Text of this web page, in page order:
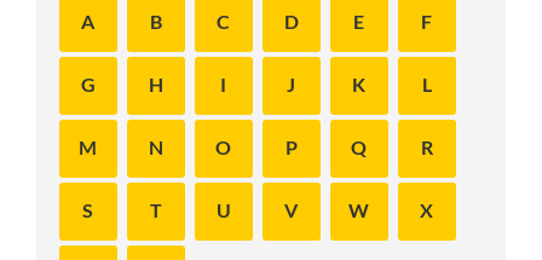
A B C D E F
G H I J K L
M N O P Q R
S T U V W X